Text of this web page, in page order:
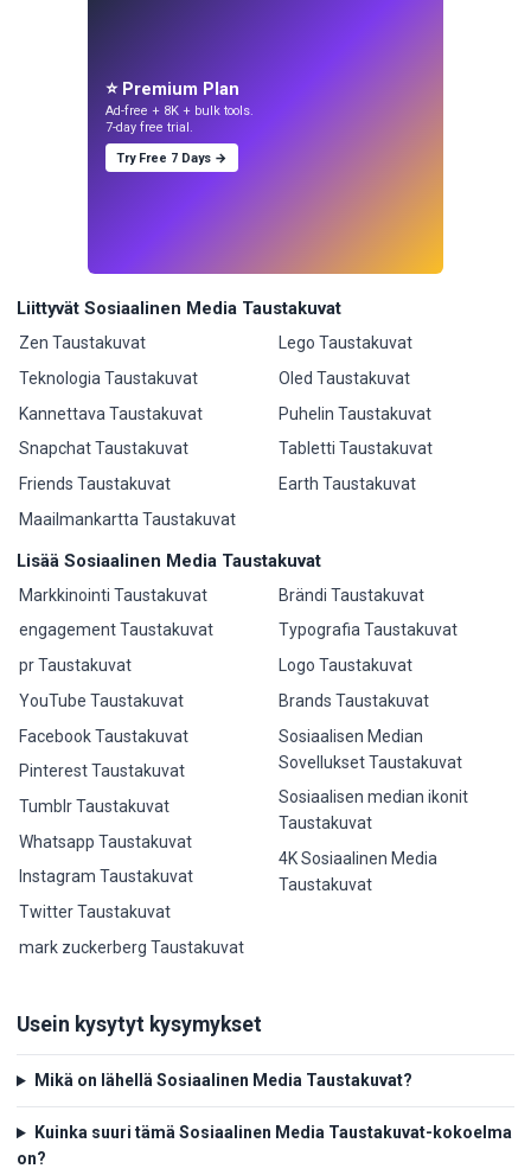
⭐ Premium Plan
Ad-free + 8K + bulk tools.
7-day free trial.
Try Free 7 Days →
Liittyvät Sosiaalinen Media Taustakuvat
Zen Taustakuvat
Teknologia Taustakuvat
Kannettava Taustakuvat
Snapchat Taustakuvat
Friends Taustakuvat
Maailmankartta Taustakuvat
Lego Taustakuvat
Oled Taustakuvat
Puhelin Taustakuvat
Tabletti Taustakuvat
Earth Taustakuvat
Lisää Sosiaalinen Media Taustakuvat
Markkinointi Taustakuvat
engagement Taustakuvat
pr Taustakuvat
YouTube Taustakuvat
Facebook Taustakuvat
Pinterest Taustakuvat
Tumblr Taustakuvat
Whatsapp Taustakuvat
Instagram Taustakuvat
Twitter Taustakuvat
mark zuckerberg Taustakuvat
Brändi Taustakuvat
Typografia Taustakuvat
Logo Taustakuvat
Brands Taustakuvat
Sosiaalisen Median
Sovellukset Taustakuvat
Sosiaalisen median ikonit
Taustakuvat
4K Sosiaalinen Media
Taustakuvat
Usein kysytyt kysymykset
Mikä on lähellä Sosiaalinen Media Taustakuvat?
Kuinka suuri tämä Sosiaalinen Media Taustakuvat-kokoelma
on?